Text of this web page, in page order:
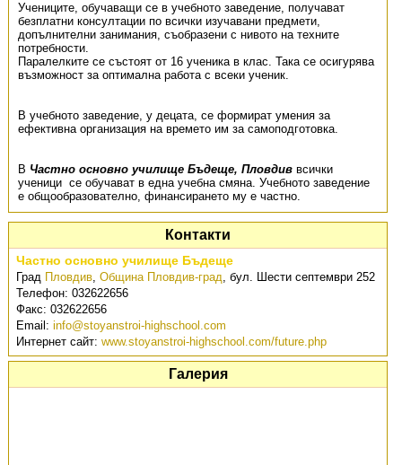
Учениците, обучаващи се в учебното заведение, получават
безплатни консултации по всички изучавани предмети,
допълнителни занимания, съобразени с нивото на техните
потребности.
Паралелките се състоят от 16 ученика в клас. Така се осигурява
възможност за оптимална работа с всеки ученик.
В учебното заведение, у децата, се формират умения за
ефективна организация на времето им за самоподготовка.
В Частно основно училище Бъдеще, Пловдиввсички
ученици се обучават в една учебна смяна. Учебното заведение
е общообразователно, финансирането му е частно.
Контакти
Частно основно училище Бъдеще
Град Пловдив,Община Пловдив-град,бул. Шести септември 252
Телефон:032622656
Факс:032622656
Email:info@stoyanstroi-highschool.com
Интернет сайт:www.stoyanstroi-highschool.com/future.php
Галерия